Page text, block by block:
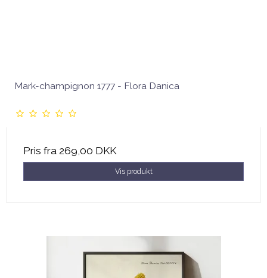
Mark-champignon 1777 - Flora Danica
Pris fra 269,00 DKK
Vis produkt